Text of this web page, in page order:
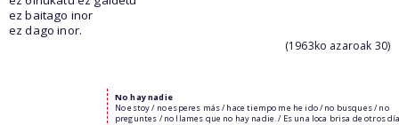
ez baitago inor
ez dago inor.
(1963ko azaroak 30)
No hay nadie
No estoy / no esperes más / hace tiempo me he ido / no busques / no
preguntes / no llames que no hay nadie. / Es una loca brisa de otros